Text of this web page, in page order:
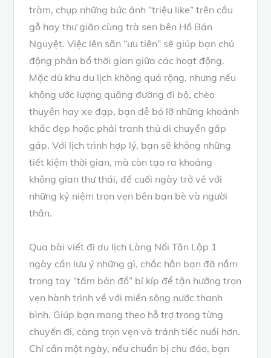
tràm, chụp những bức ảnh “triệu like” trên cầu
gỗ hay thư giãn cùng trà sen bên Hồ Bán
Nguyệt. Việc lên sẵn “ưu tiên” sẽ giúp bạn chủ
động phân bổ thời gian giữa các hoạt động.
Mặc dù khu du lịch không quá rộng, nhưng nếu
không ước lượng quãng đường đi bộ, chèo
thuyền hay xe đạp, bạn dễ bỏ lỡ những khoảnh
khắc đẹp hoặc phải tranh thủ di chuyển gấp
gáp. Với lịch trình hợp lý, bạn sẽ không những
tiết kiệm thời gian, mà còn tạo ra khoảng
không gian thư thái, để cuối ngày trở về với
những kỷ niệm trọn vẹn bên bạn bè và người
thân.
Qua bài viết đi du lịch Làng Nổi Tân Lập 1
ngày cần lưu ý những gì, chắc hẳn bạn đã nắm
trong tay “tấm bản đồ” bí kíp để tận hưởng trọn
vẹn hành trình về với miền sông nước thanh
bình. Giúp bạn mang theo hỗ trợ trong từng
chuyến đi, càng trọn vẹn và tránh tiếc nuối hơn.
Chỉ cần một ngày, nếu chuẩn bị chu đáo, bạn